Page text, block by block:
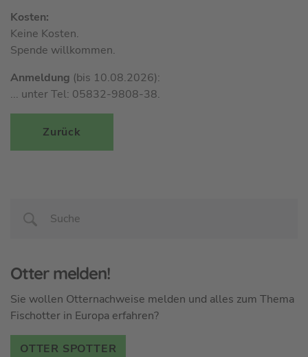
Kosten:
Keine Kosten.
Spende willkommen.
Anmeldung (bis 10.08.2026):
... unter Tel: 05832-9808-38.
Zurück
Otter melden!
Sie wollen Otternachweise melden und alles zum Thema
Fischotter in Europa erfahren?
OTTER SPOTTER